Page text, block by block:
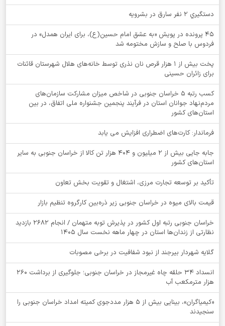
دستگيري 2 نفر سارق در بشرويه
۴۵ پرونده در پویش «به عشق امام حسین(ع)، برای ایران همدل» در
فردوس با صلح و سازش مختومه شد
پخت بیش از 1 هزار قرص نان نذری توسط خانه‌های هلال شهرستان قائنات
برای زائران حسینی
کسب رتبه ۵ خراسان جنوبی در شاخص میزان مشارکت سازمان‌های
مردم‌نهاد جوانان استان در فرآیند پنجمین جشنواره ملی اتفاق، در بین
استان‌های کشور
فرماندار: کارت‌های اضطراری افزایش می یابد
جابه جایی بیش از 2 میلیون و 404 هزار تن کالا از خراسان جنوبی به سایر
استان‌های کشور
تأکید بر توسعه تجارت مرزی، اشتغال و تقویت بخش تعاون
قیمت بالای میوه در خراسان جنوبی زیر ذره‌بین کارگروه تنظیم بازار
خراسان جنوبی رتبه اول کشور در پذیرش توبه متهمان / انجام ۲۶۸۲ بازدید
نظارتی از زندان‌ها استان در چهار ماهه نخست سال 1405
گلایه شهردار بیرجند از نبود شفافیت در برخی مصوبات
انسداد ۳۴ حلقه چاه غیرمجاز در خراسان جنوبی؛ جلوگیری از برداشت ۲۶۰
هزار مترمکعب آب
«کیمیاگران»، بینایی بیش از ۵ هزار مددجوی کمیته امداد خراسان جنوبی را
سنجیدند